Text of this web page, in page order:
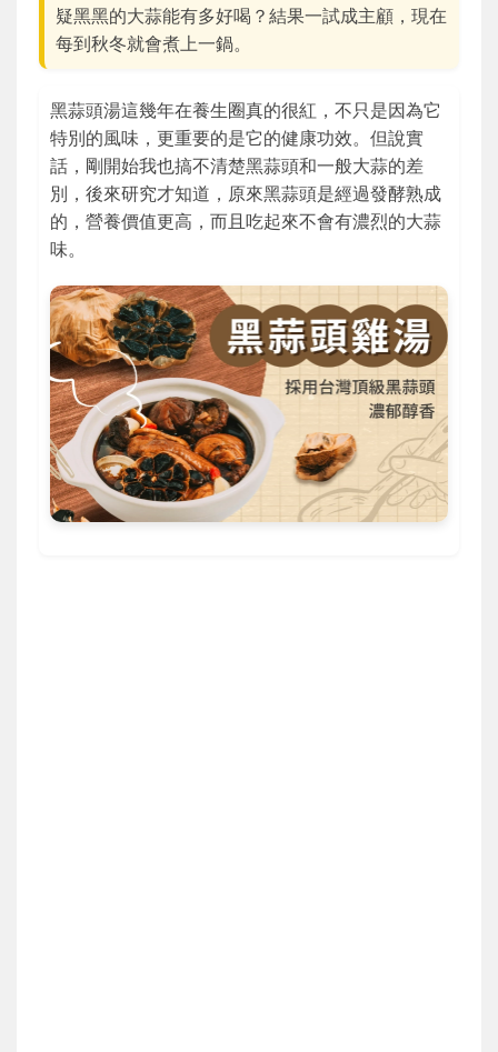
疑黑黑的大蒜能有多好喝？結果一試成主顧，現在
每到秋冬就會煮上一鍋。
黑蒜頭湯這幾年在養生圈真的很紅，不只是因為它
特別的風味，更重要的是它的健康功效。但說實
話，剛開始我也搞不清楚黑蒜頭和一般大蒜的差
別，後來研究才知道，原來黑蒜頭是經過發酵熟成
的，營養價值更高，而且吃起來不會有濃烈的大蒜
味。